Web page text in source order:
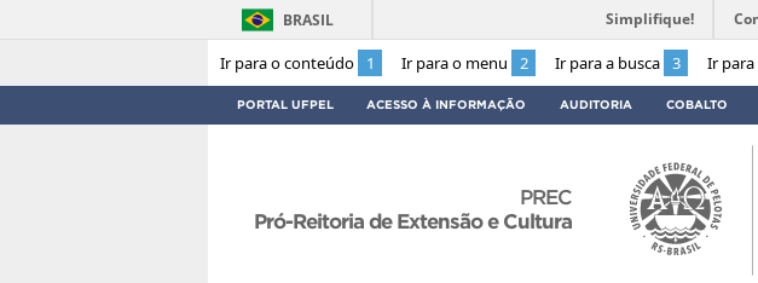
Ir para o conteúdo 1 Ir para o menu 2 Ir para a busca 3 Ir
BRASIL Simplifique!
PORTAL UFPEL ACESSO À INFORMAÇÃO AUDITORIA COBALTO
PREC
Pró-Reitoria de Extensão e Cultura